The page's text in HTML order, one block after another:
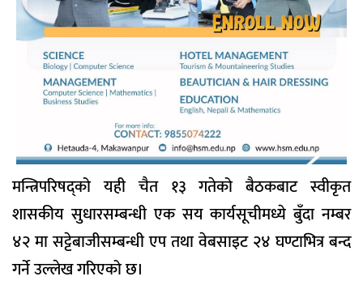
मन्त्रिपरिषद्को यही चैत १३ गतेको बैठकबाट स्वीकृत
शासकीय सुधारसम्बन्धी एक सय कार्यसूचीमध्ये बुँदा नम्बर
४२ मा सट्टेबाजीसम्बन्धी एप तथा वेबसाइट २४ घण्टाभित्र बन्द
गर्ने उल्लेख गरिएको छ।